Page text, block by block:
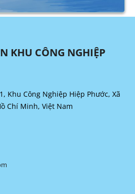
KHU CÔNG NGHIỆP
Khu Công Nghiệp Hiệp Phước, Xã
Chí Minh, Việt Nam